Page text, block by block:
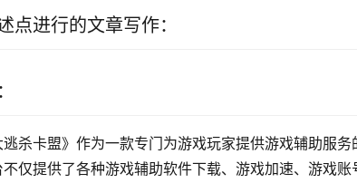
点进行的文章写作：
逃杀卡盟》作为一款专门为游戏玩家提供游戏辅助服
仅提供了各种游戏辅助软件下载、游戏加速、游戏